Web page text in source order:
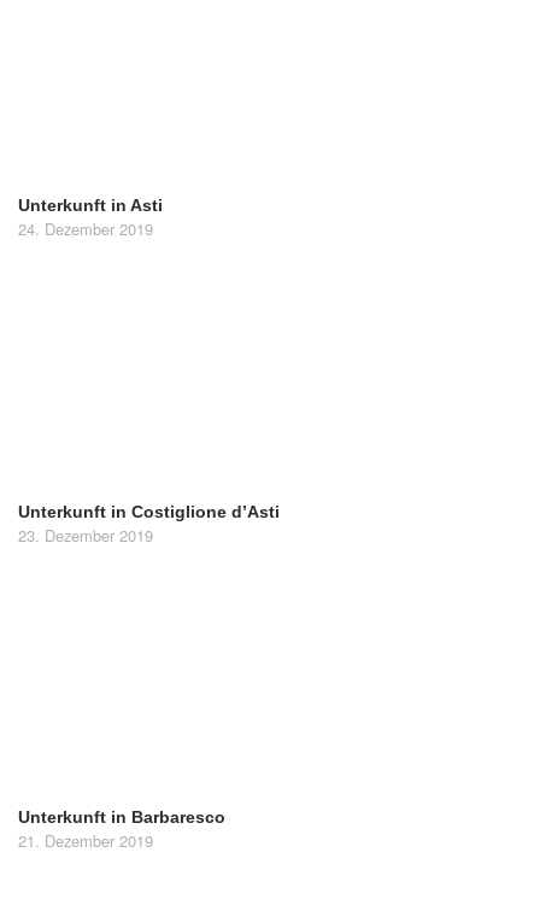
Unterkunft in Asti
24. Dezember 2019
Unterkunft in Costiglione d’Asti
23. Dezember 2019
Unterkunft in Barbaresco
21. Dezember 2019